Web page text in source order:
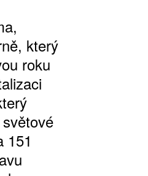
který
roku
151